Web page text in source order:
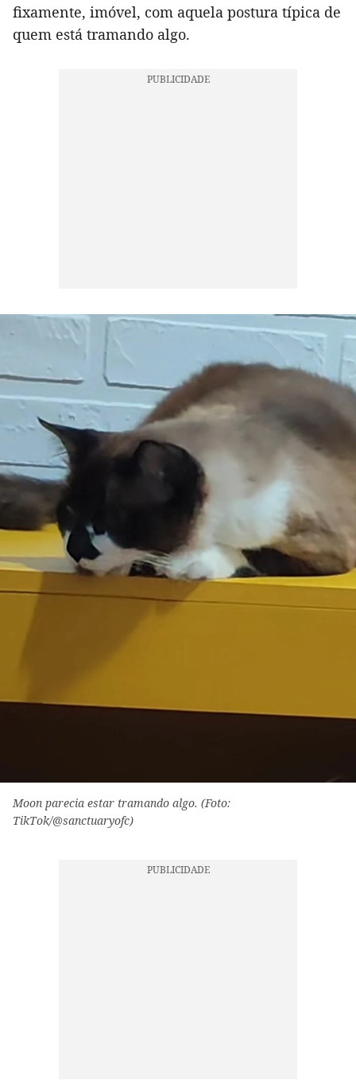
fixamente, imóvel, com aquela postura típica de
quem está tramando algo.
Moon parecia estar tramando algo. (Foto:
TikTok/@sanctuaryofc)